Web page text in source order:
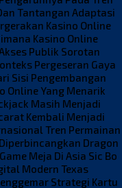
Tantangan Adaptasi
Kasino Online
Kasino Online
Publik Sorotan
Pergeseran Gaya
Sisi Pengembangan
Online Yang Menarik
Masih Menjadi
Kembali Menjadi
Tren Permainan
Dragon
Meja Di Asia Sic Bo
Modern Texas
Strategi Kartu